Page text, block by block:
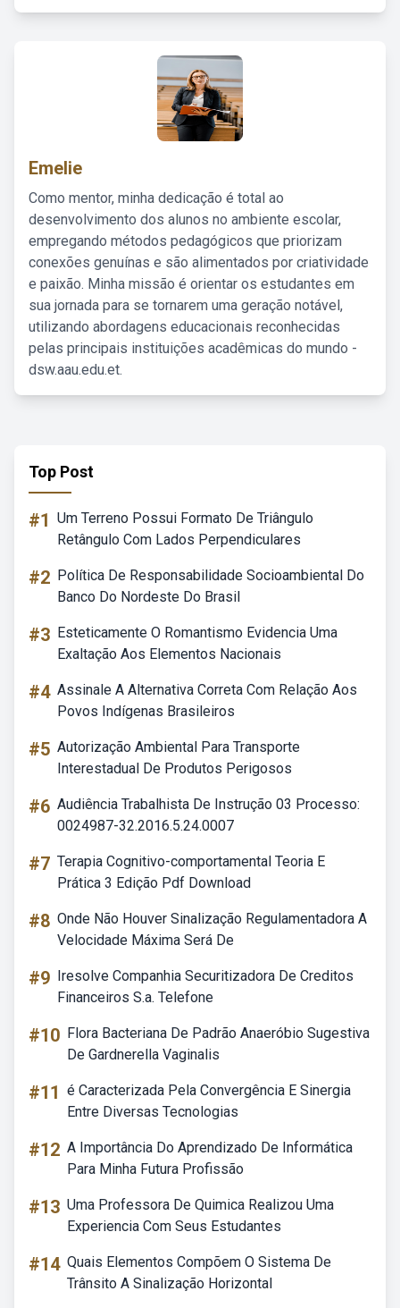
Emelie
Como mentor, minha dedicação é total ao
desenvolvimento dos alunos no ambiente escolar,
empregando métodos pedagógicos que priorizam
conexões genuínas e são alimentados por criatividade
e paixão. Minha missão é orientar os estudantes em
sua jornada para se tornarem uma geração notável,
utilizando abordagens educacionais reconhecidas
pelas principais instituições acadêmicas do mundo -
dsw.aau.edu.et.
Top Post
#1 Um Terreno Possui Formato De Triângulo
Retângulo Com Lados Perpendiculares
#2 Política De Responsabilidade Socioambiental Do
Banco Do Nordeste Do Brasil
#3 Esteticamente O Romantismo Evidencia Uma
Exaltação Aos Elementos Nacionais
#4 Assinale A Alternativa Correta Com Relação Aos
Povos Indígenas Brasileiros
#5 Autorização Ambiental Para Transporte
Interestadual De Produtos Perigosos
#6 Audiência Trabalhista De Instrução 03 Processo:
0024987-32.2016.5.24.0007
#7 Terapia Cognitivo-comportamental Teoria E
Prática 3 Edição Pdf Download
#8 Onde Não Houver Sinalização Regulamentadora A
Velocidade Máxima Será De
#9 Iresolve Companhia Securitizadora De Creditos
Financeiros S.a. Telefone
#10 Flora Bacteriana De Padrão Anaeróbio Sugestiva
De Gardnerella Vaginalis
#11 é Caracterizada Pela Convergência E Sinergia
Entre Diversas Tecnologias
#12 A Importância Do Aprendizado De Informática
Para Minha Futura Profissão
#13 Uma Professora De Quimica Realizou Uma
Experiencia Com Seus Estudantes
#14 Quais Elementos Compõem O Sistema De
Trânsito A Sinalização Horizontal